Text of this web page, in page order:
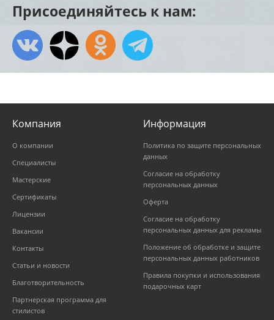
Присоединяйтесь к нам:
Компания
О компании
Специалисты
Мастерские
Сертификаты
Лицензии
Вакансии
Контакты
Статьи и новости
Благотворительность
Партнерская программа для
стилистов
Информация
Политика по защите персональных
данных
Согласие на обработку
персональных данных
Оферта
Согласие на обработку
персональных данных для рекламы
Положение об обработке и защите
персональных данных работников
Правила покупки и использования
подарочных карт